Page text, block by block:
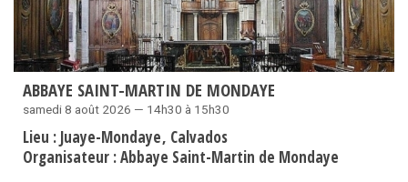
ABBAYE SAINT-MARTIN DE MONDAYE
samedi 8 août 2026 — 14h30 à 15h30
Lieu : Juaye-Mondaye Calvados
Organisateur :Abbaye Saint-Martin de Mondaye